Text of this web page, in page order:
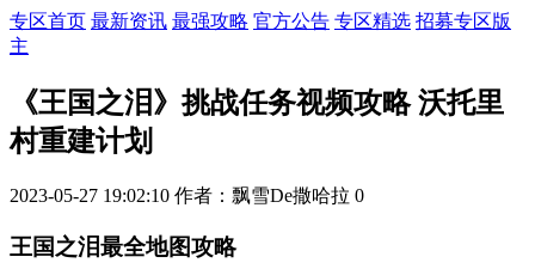
专区首页 最新资讯 最强攻略 官方公告 专区精选 招募专区版
主
《王国之泪》挑战任务视频攻略 沃托里
村重建计划
2023-05-27 19:02:10 作者：飘雪De撒哈拉 0
王国之泪最全地图攻略